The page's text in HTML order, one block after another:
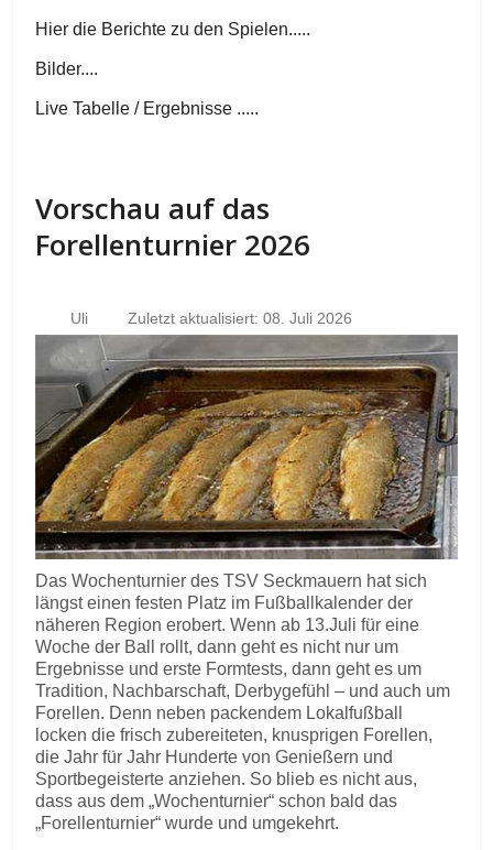
Hier die Berichte zu den Spielen.....
Bilder....
Live Tabelle / Ergebnisse .....
Vorschau auf das
Forellenturnier 2026
Uli Zuletzt aktualisiert: 08. Juli 2026
Das Wochenturnier des TSV Seckmauern hat sich
längst einen festen Platz im Fußballkalender der
näheren Region erobert. Wenn ab 13.Juli für eine
Woche der Ball rollt, dann geht es nicht nur um
Ergebnisse und erste Formtests, dann geht es um
Tradition, Nachbarschaft, Derbygefühl – und auch um
Forellen. Denn neben packendem Lokalfußball
locken die frisch zubereiteten, knusprigen Forellen,
die Jahr für Jahr Hunderte von Genießern und
Sportbegeisterte anziehen. So blieb es nicht aus,
dass aus dem „Wochenturnier“ schon bald das
„Forellenturnier“ wurde und umgekehrt.